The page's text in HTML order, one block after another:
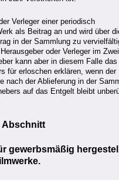
Verleger einer periodisch
als Beitrag an und wird über
in der Sammlung zu
oder Verleger im
kann aber in diesem Falle
für erloschen erklären, wenn der
nach der Ablieferung in der
auf das Entgelt bleibt
Abschnitt
gewerbsmäßig